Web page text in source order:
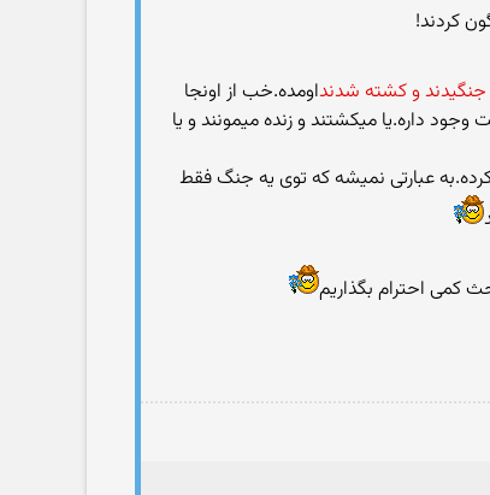
جنگیدند و کشته شدنداومده.خب از اونجا
داره.یا میکشتند و زنده میمونند و یا
عبارتی نمیشه که توی یه جنگ فقط
کمی احترام بگذاریم